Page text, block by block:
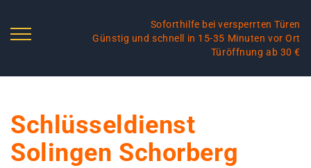
Soforthilfe bei versperrten Türen
Günstig und schnell in 15-35 Minuten vor Ort
Türöffnung ab 30 €
Schlüsseldienst
Solingen Schorberg